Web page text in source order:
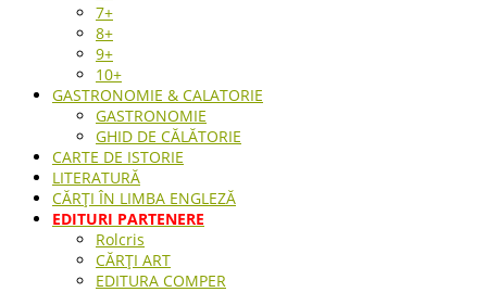
7+
8+
9+
10+
GASTRONOMIE & CALATORIE
GASTRONOMIE
GHID DE CĂLĂTORIE
CARTE DE ISTORIE
LITERATURĂ
CĂRȚI ÎN LIMBA ENGLEZĂ
EDITURI PARTENERE
Rolcris
CĂRȚI ART
EDITURA COMPER